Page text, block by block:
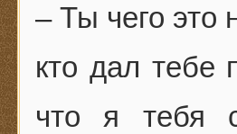
– Ты чего это
кто дал тебе
что я тебя